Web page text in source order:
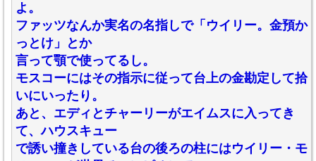
よ。
ファッツなんか実名の名指しで「ウイリー。金預か
っとけ」とか
言って顎で使ってるし。
モスコーにはその指示に従って台上の金勘定して拾
いにいったり。
あと、エディとチャーリーがエイムスに入ってき
て、ハウスキュー
で誘い撞きしている台の後ろの柱にはウイリー・モ